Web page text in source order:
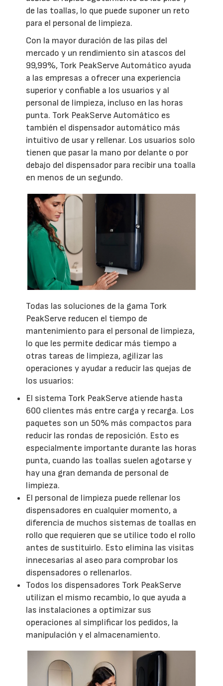
de las toallas, lo que puede suponer un reto
para el personal de limpieza.
Con la mayor duración de las pilas del
mercado y un rendimiento sin atascos del
99,99%, Tork PeakServe Automático ayuda
a las empresas a ofrecer una experiencia
superior y confiable a los usuarios y al
personal de limpieza, incluso en las horas
punta. Tork PeakServe Automático es
también el dispensador automático más
intuitivo de usar y rellenar. Los usuarios solo
tienen que pasar la mano por delante o por
debajo del dispensador para recibir una toalla
en menos de un segundo.
Todas las soluciones de la gama Tork
PeakServe reducen el tiempo de
mantenimiento para el personal de limpieza,
lo que les permite dedicar más tiempo a
otras tareas de limpieza, agilizar las
operaciones y ayudar a reducir las quejas de
los usuarios:
El sistema Tork PeakServe atiende hasta
600 clientes más entre carga y recarga. Los
paquetes son un 50% más compactos para
reducir las rondas de reposición. Esto es
especialmente importante durante las horas
punta, cuando las toallas suelen agotarse y
hay una gran demanda de personal de
limpieza.
El personal de limpieza puede rellenar los
dispensadores en cualquier momento, a
diferencia de muchos sistemas de toallas en
rollo que requieren que se utilice todo el rollo
antes de sustituirlo. Esto elimina las visitas
innecesarias al aseo para comprobar los
dispensadores o rellenarlos.
Todos los dispensadores Tork PeakServe
utilizan el mismo recambio, lo que ayuda a
las instalaciones a optimizar sus
operaciones al simplificar los pedidos, la
manipulación y el almacenamiento.